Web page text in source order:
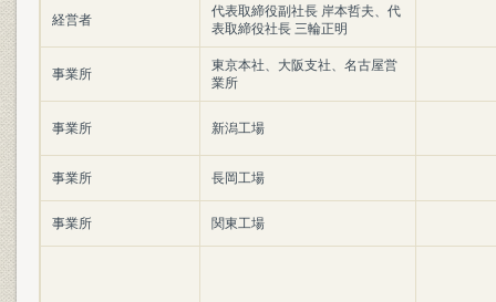
経営者
代表取締役副社長 岸本哲夫、代
表取締役社長 三輪正明
事業所
東京本社、大阪支社、名古屋営
業所
事業所 新潟工場
事業所 長岡工場
事業所 関東工場